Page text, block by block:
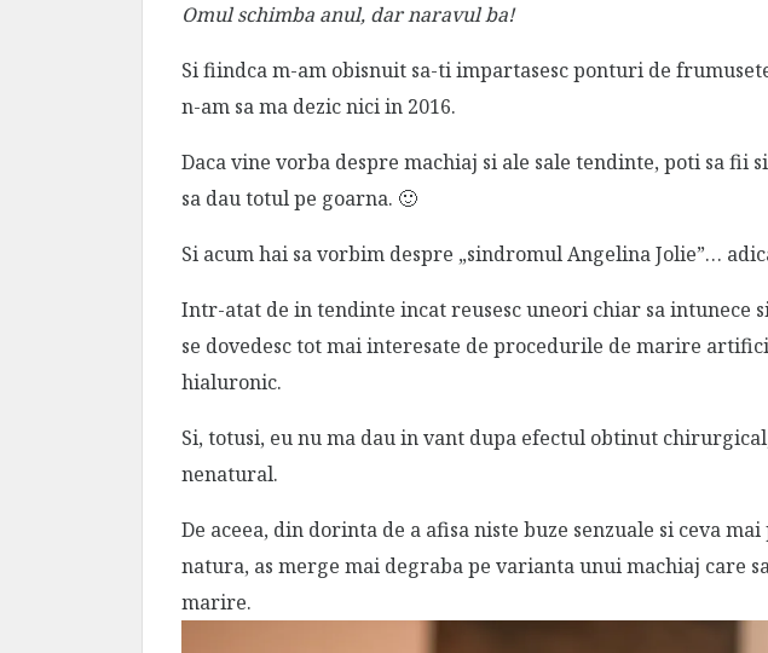
Omul schimba anul, dar naravul ba!
Si fiindca m-am obisnuit sa-ti impartasesc ponturi de
n-am sa ma dezic nici in 2016.
Daca vine vorba despre machiaj si ale sale tendinte, poti sa fii
sa dau totul pe goarna. 🙂
Si acum hai sa vorbim despre „sindromul Angelina Jolie”…
Intr-atat de in tendinte incat reusesc uneori chiar sa intunece
se dovedesc tot mai interesate de procedurile de marire
hialuronic.
Si, totusi, eu nu ma dau in vant dupa efectul obtinut
nenatural.
De aceea, din dorinta de a afisa niste buze senzuale si ceva
natura, as merge mai degraba pe varianta unui machiaj care
marire.